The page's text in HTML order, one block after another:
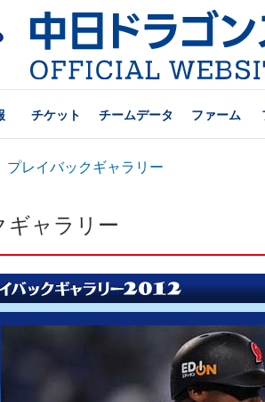
チケット チームデータ ファーム
プレイバックギャラリー
ギャラリー